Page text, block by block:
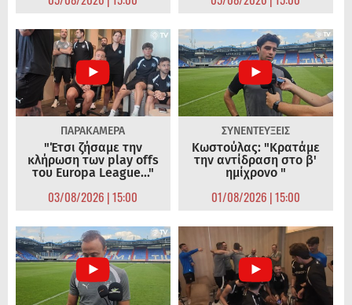
ΠΑΡΑΚΑΜΕΡΑ
"Έτσι ζήσαμε την
κλήρωση των play offs
του Europa League..."
03/08/2026 | 15:00
ΣΥΝΕΝΤΕΥΞΕΙΣ
Κωστούλας: "Κρατάμε
την αντίδραση στο β'
ημίχρονο "
01/08/2026 | 15:00